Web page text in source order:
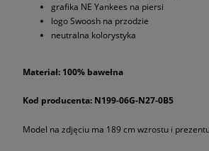
grafika NE Yankees na piersi
logo Swoosh na przodzie
neutralna kolorystyka
Materiał: 100% bawełna
Kod producenta: N199-06G-N27-0B5
Model na zdjęciu ma 189 cm wzrostu i